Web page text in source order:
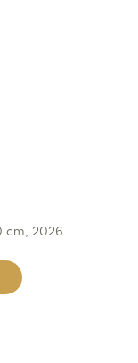
cm, 2026